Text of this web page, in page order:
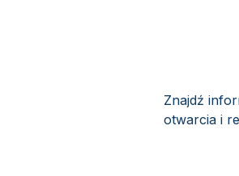
Znajdź
otwarcia i